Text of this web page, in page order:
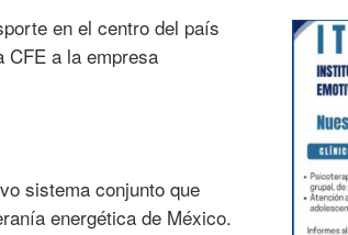
en el centro del país
CFE a la empresa
sistema conjunto que
energética de México.